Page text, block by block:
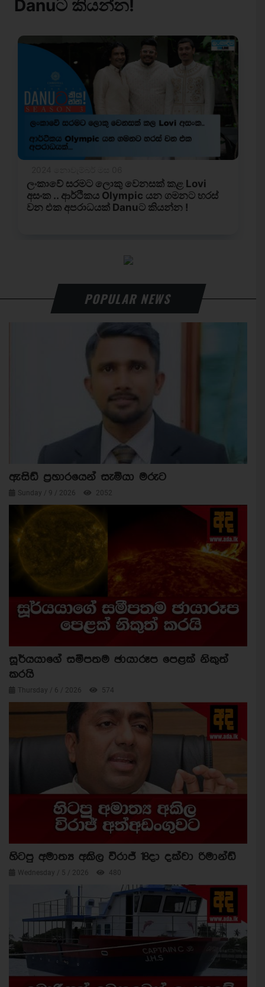
POPULAR NEWS
ඇසිඩ් ප්‍රහාරයෙන් සැමියා මරුට
Sunday / 9 / 2026 2052
සූර්යයාගේ සමීපතම ඡායාරූප පෙළක් නිකුත්
කරයි
Thursday / 6 / 2026 574
හිටපු අමාත්‍ය අකිල විරාජ් 18දා දක්වා රිමාන්ඩ්
Wednesday / 5 / 2026 480